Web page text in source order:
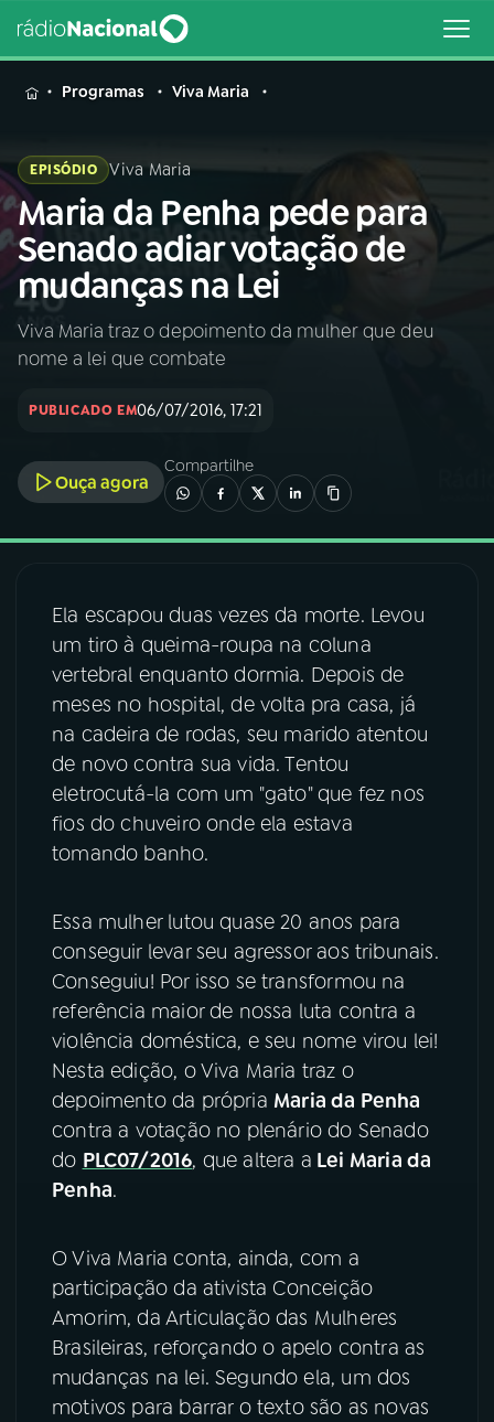
MENU
Buscar
na
Rádio
Nacional
Buscar
AO VIVO
INÍCIO
A RÁDIO
03PROGRAMAÇÃO
04PROGRAMAS
PODCASTS
06VIDEOCASTS
FESTIVAL DE MÚSICA
ACOMPANHE A RÁDIO NACIONAL
YouTube
TikTok
Programas Viva Maria
EPISÓDIO Viva Maria
Maria da Penha pede para
Senado adiar votação de
mudanças na Lei
Viva Maria traz o depoimento da mulher que deu
nome a lei que combate
PUBLICADO EM06/07/2016, 17:21
Ouça agora
Compartilhe
Ela escapou duas vezes da morte. Levou
um tiro à queima-roupa na coluna
vertebral enquanto dormia. Depois de
meses no hospital, de volta pra casa, já
na cadeira de rodas, seu marido atentou
de novo contra sua vida. Tentou
eletrocutá-la com um "gato" que fez nos
fios do chuveiro onde ela estava
tomando banho.
Essa mulher lutou quase 20 anos para
conseguir levar seu agressor aos tribunais.
Conseguiu! Por isso se transformou na
referência maior de nossa luta contra a
violência doméstica, e seu nome virou lei!
Nesta edição, o Viva Maria traz o
depoimento da própria Maria da Penha
contra a votação no plenário do Senado
do PLC07/2016, que altera a Lei Maria da
Penha.
O Viva Maria conta, ainda, com a
participação da ativista Conceição
Amorim, da Articulação das Mulheres
Brasileiras, reforçando o apelo contra as
mudanças na lei. Segundo ela, um dos
motivos para barrar o texto são as novas